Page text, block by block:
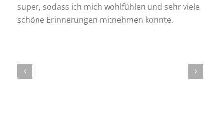
super, sodass ich mich wohlfühlen und sehr viele
schöne Erinnerungen mitnehmen konnte.